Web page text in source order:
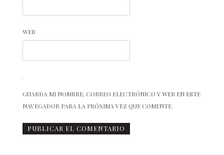
WEB
GUARDA MI NOMBRE, CORREO ELECTRÓNICO Y WEB EN ESTE
NAVEGADOR PARA LA PRÓXIMA VEZ QUE COMENTE.